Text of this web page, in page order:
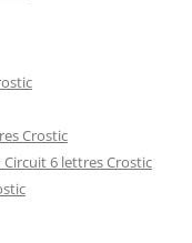
Crostic
6 lettres Crostic